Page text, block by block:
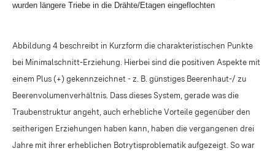
wurden längere Triebe in die Drähte/Etagen eingeflochten
Abbildung 4 beschreibt in Kurzform die charakteristischen Punkte
bei Minimalschnitt-Erziehung. Hierbei sind die positiven Aspekte mit
einem Plus (+) gekennzeichnet - z. B. günstiges Beerenhaut-/ zu
Beerenvolumenverhältnis. Dass dieses System, gerade was die
Traubenstruktur angeht, auch erhebliche Vorteile gegenüber den
seitherigen Erziehungen haben kann, haben die vergangenen drei
Jahre mit ihrer erheblichen Botrytisproblematik aufgezeigt. So war